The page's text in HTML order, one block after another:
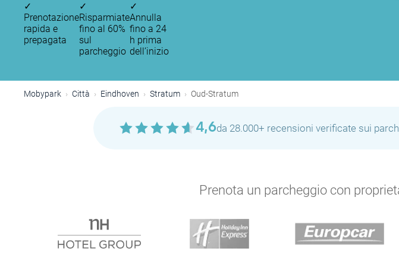
✓
Prenotazione
rapida e
prepagata
✓
Risparmiate
fino al 60%
sul
parcheggio
✓
Annulla
fino a 24
h prima
dell’inizio
Mobypark Città Eindhoven Stratum Oud-Stratum
4,6da 28.000+ recensioni verificate sui
Prenota un parcheggio con
P
P